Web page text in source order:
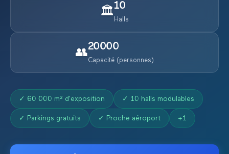
🏛️10
Halls
👥20000
Capacité (personnes)
✓ 60 000 m² d'exposition ✓ 10 halls modulables
✓ Parkings gratuits ✓ Proche aéroport +1